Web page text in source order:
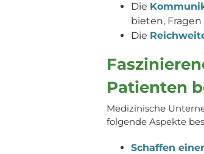
Die
bieten,
Die
Patienten
Medizinische
folgende Aspekte
Schaffen